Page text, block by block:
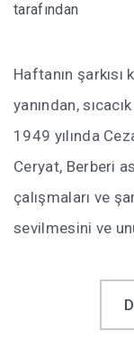
tarafından
Haftanın
yanından,
1949 yılında
Ceryat, Berberi
çalışmaları ve
sevilmesini ve